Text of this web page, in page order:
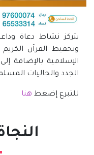
يتركز نشاط دعاة
وتحفيظ القرآن
الإسلامية بالإضافة
الجدد والجاليات
للتبرع إضغط هنا